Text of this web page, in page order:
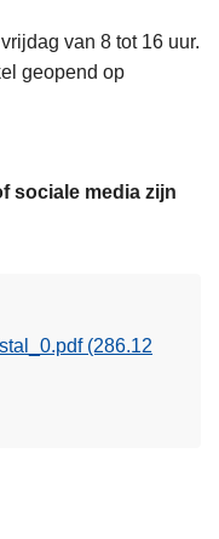
van 8 tot 16 uur.
geopend op
sociale media zijn
(286.12